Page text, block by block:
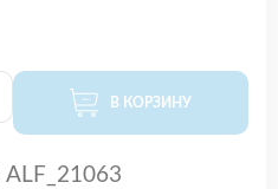
В КОРЗИНУ
ALF_21063